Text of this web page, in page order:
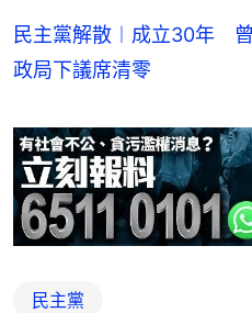
民主黨解散︱成立30年
政局下議席清零
民主黨